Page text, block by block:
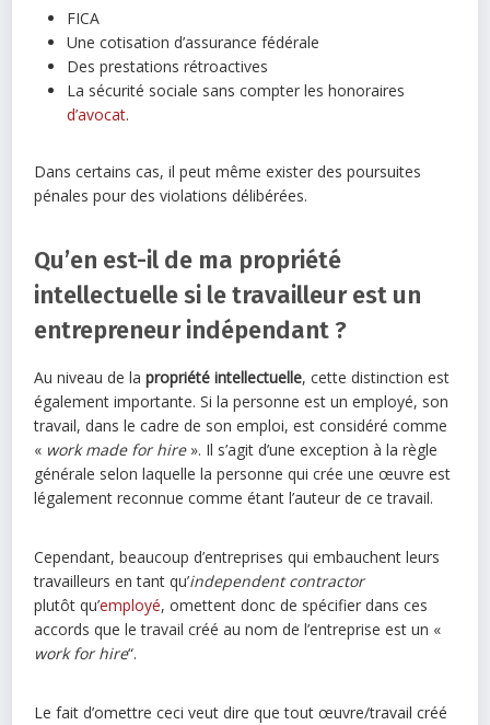
FICA
Une cotisation d’assurance fédérale
Des prestations rétroactives
La sécurité sociale sans compter les honoraires
d’avocat.
Dans certains cas, il peut même exister des poursuites
pénales pour des violations délibérées.
Qu’en est-il de ma propriété
intellectuelle si le travailleur est un
entrepreneur indépendant ?
Au niveau de lapropriété intellectuelle, cette distinction est
également importante. Si la personne est un employé, son
travail, dans le cadre de son emploi, est considéré comme
« work made for hire». Il s’agit d’une exception à la règle
générale selon laquelle la personne qui crée une œuvre est
légalement reconnue comme étant l’auteur de ce travail.
Cependant, beaucoup d’entreprises qui embauchent leurs
travailleurs en tant qu’independent contractor
plutôt qu’employé, omettent donc de spécifier dans ces
accords que le travail créé au nom de l’entreprise est un «
work for hire“.
Le fait d’omettre ceci veut dire que tout œuvre/travail créé